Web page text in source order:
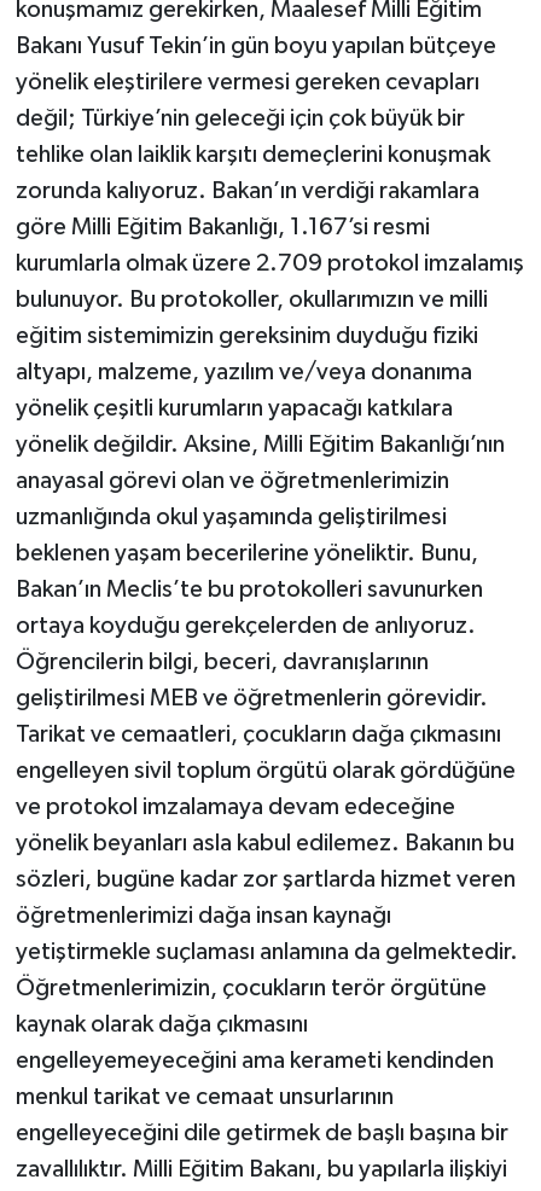
konuşmamız gerekirken, Maalesef Milli Eğitim
Bakanı Yusuf Tekin’in gün boyu yapılan bütçeye
yönelik eleştirilere vermesi gereken cevapları
değil; Türkiye’nin geleceği için çok büyük bir
tehlike olan laiklik karşıtı demeçlerini konuşmak
zorunda kalıyoruz. Bakan’ın verdiği rakamlara
göre Milli Eğitim Bakanlığı, 1.167’si resmi
kurumlarla olmak üzere 2.709 protokol imzalamış
bulunuyor. Bu protokoller, okullarımızın ve milli
eğitim sistemimizin gereksinim duyduğu fiziki
altyapı, malzeme, yazılım ve/veya donanıma
yönelik çeşitli kurumların yapacağı katkılara
yönelik değildir. Aksine, Milli Eğitim Bakanlığı’nın
anayasal görevi olan ve öğretmenlerimizin
uzmanlığında okul yaşamında geliştirilmesi
beklenen yaşam becerilerine yöneliktir. Bunu,
Bakan’ın Meclis’te bu protokolleri savunurken
ortaya koyduğu gerekçelerden de anlıyoruz.
Öğrencilerin bilgi, beceri, davranışlarının
geliştirilmesi MEB ve öğretmenlerin görevidir.
Tarikat ve cemaatleri, çocukların dağa çıkmasını
engelleyen sivil toplum örgütü olarak gördüğüne
ve protokol imzalamaya devam edeceğine
yönelik beyanları asla kabul edilemez. Bakanın bu
sözleri, bugüne kadar zor şartlarda hizmet veren
öğretmenlerimizi dağa insan kaynağı
yetiştirmekle suçlaması anlamına da gelmektedir.
Öğretmenlerimizin, çocukların terör örgütüne
kaynak olarak dağa çıkmasını
engelleyemeyeceğini ama kerameti kendinden
menkul tarikat ve cemaat unsurlarının
engelleyeceğini dile getirmek de başlı başına bir
zavallılıktır. Milli Eğitim Bakanı, bu yapılarla ilişkiyi